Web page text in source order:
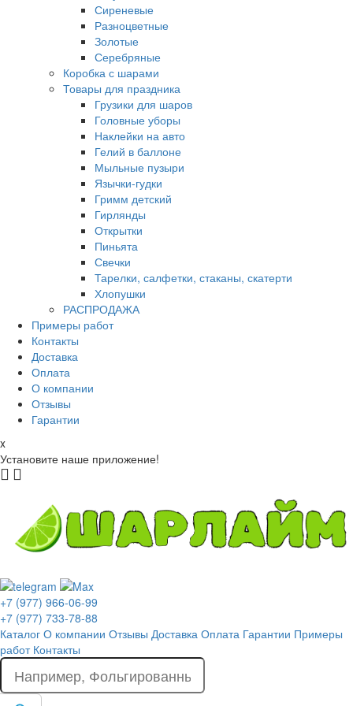
Сиреневые
Разноцветные
Золотые
Серебряные
Коробка с шарами
Товары для праздника
Грузики для шаров
Головные уборы
Наклейки на авто
Гелий в баллоне
Мыльные пузыри
Язычки-гудки
Гримм детский
Гирлянды
Открытки
Пиньята
Свечки
Тарелки, салфетки, стаканы, скатерти
Хлопушки
РАСПРОДАЖА
Примеры работ
Контакты
Доставка
Оплата
О компании
Отзывы
Гарантии
x
Установите наше приложение!
+7 (977) 966-06-99
+7 (977) 733-78-88
Каталог О компании Отзывы Доставка Оплата Гарантии Примеры
работ Контакты